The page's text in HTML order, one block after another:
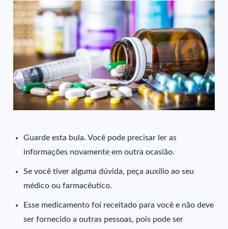
Guarde esta bula. Você pode precisar ler as
informações novamente em outra ocasião.
Se você tiver alguma dúvida, peça auxílio ao seu
médico ou farmacêutico.
Esse medicamento foi receitado para você e não deve
ser fornecido a outras pessoas, pois pode ser